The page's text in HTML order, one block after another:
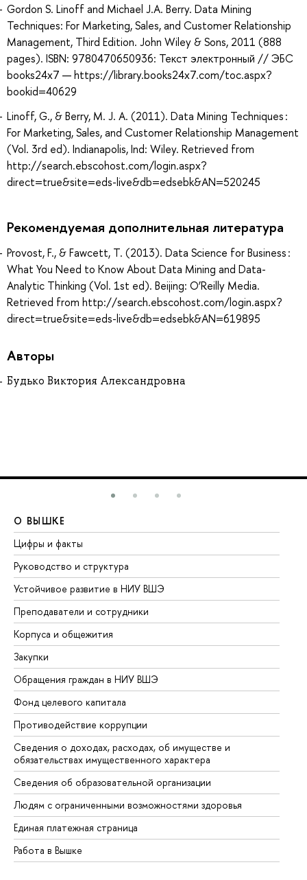
Gordon S. Linoff and Michael J.A. Berry. Data Mining
Techniques: For Marketing, Sales, and Customer Relationship
Management, Third Edition. John Wiley & Sons, 2011 (888
pages). ISBN: 9780470650936: Текст электронный // ЭБС
books24x7 — https://library.books24x7.com/toc.aspx?
bookid=40629
Linoff, G., & Berry, M. J. A. (2011). Data Mining Techniques :
For Marketing, Sales, and Customer Relationship Management
(Vol. 3rd ed). Indianapolis, Ind: Wiley. Retrieved from
http://search.ebscohost.com/login.aspx?
direct=true&site=eds-live&db=edsebk&AN=520245
Рекомендуемая дополнительная литература
Provost, F., & Fawcett, T. (2013). Data Science for Business :
What You Need to Know About Data Mining and Data-
Analytic Thinking (Vol. 1st ed). Beijing: O’Reilly Media.
Retrieved from http://search.ebscohost.com/login.aspx?
direct=true&site=eds-live&db=edsebk&AN=619895
Авторы
Будько Виктория Александровна
О ВЫШКЕ
Цифры и факты
Руководство и структура
Устойчивое развитие в НИУ ВШЭ
Преподаватели и сотрудники
Корпуса и общежития
Закупки
Обращения граждан в НИУ ВШЭ
Фонд целевого капитала
Противодействие коррупции
Сведения о доходах, расходах, об имуществе и
обязательствах имущественного характера
Сведения об образовательной организации
Людям с ограниченными возможностями здоровья
Единая платежная страница
Работа в Вышке